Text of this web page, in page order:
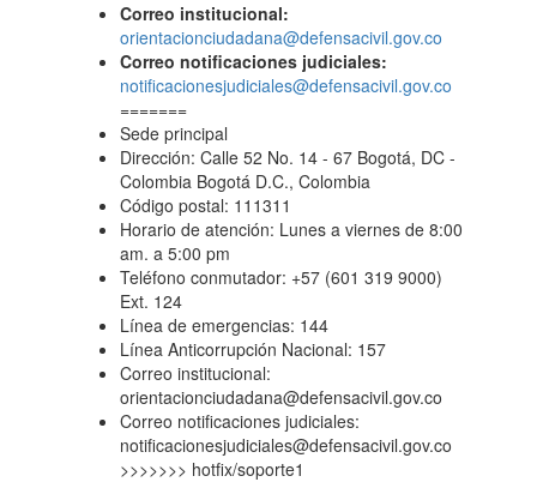
Correo institucional:
orientacionciudadana@defensacivil.gov.co
Correo notificaciones judiciales:
notificacionesjudiciales@defensacivil.gov.co
=======
Sede principal
Dirección: Calle 52 No. 14 - 67 Bogotá, DC -
Colombia Bogotá D.C., Colombia
Código postal: 111311
Horario de atención: Lunes a viernes de 8:00
am. a 5:00 pm
Teléfono conmutador: +57 (601 319 9000)
Ext. 124
Línea de emergencias: 144
Línea Anticorrupción Nacional: 157
Correo institucional:
orientacionciudadana@defensacivil.gov.co
Correo notificaciones judiciales:
notificacionesjudiciales@defensacivil.gov.co
>>>>>>> hotfix/soporte1